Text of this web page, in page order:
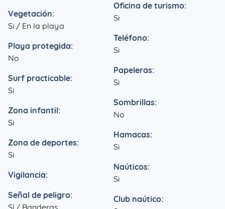
Vegetación:
Si / En la playa
Playa protegida:
No
Surf practicable:
Si
Zona infantil:
Si
Zona de deportes:
Si
Vigilancia:
Señal de peligro:
Sí / Banderas
Oficina de turismo:
Si
Teléfono:
Si
Papeleras:
Si
Sombrillas:
No
Hamacas:
Si
Naúticos:
Si
Club naútico: